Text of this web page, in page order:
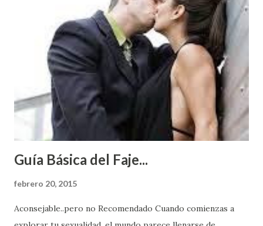
Guía Básica del Faje...
febrero 20, 2015
Aconsejable..pero no Recomendado Cuando comienzas a